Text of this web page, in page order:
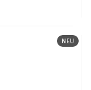
NEU